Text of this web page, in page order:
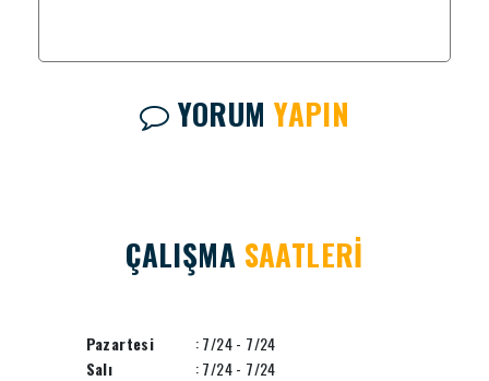
YORUMYAPIN
ÇALIŞMA SAATLERİ
Pazartesi
: 7/24 - 7/24
Salı
: 7/24 - 7/24